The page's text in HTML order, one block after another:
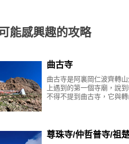
能感興趣的攻略
曲古寺
曲古寺是阿裏岡仁波齊轉
上遇到的第一個寺廟，說
不得不提到曲古寺，它與轉
尊珠寺/仲哲普寺/祖